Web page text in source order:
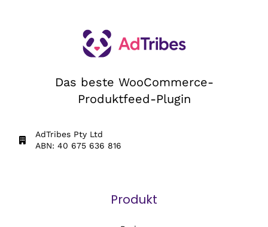
Das beste WooCommerce-
Produktfeed-Plugin
AdTribes Pty Ltd
ABN: 40 675 636 816
Produkt